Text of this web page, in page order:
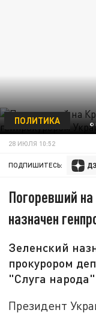
©
ПОЛИТИКА
28 ИЮЛЯ 10:52
ПОДПИШИТЕСЬ:
Погоревший
назначен
Зеленский
прокурором
"Слуга
Президент